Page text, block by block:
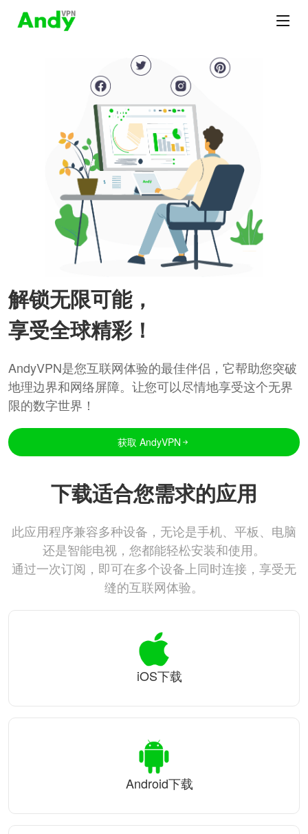
解锁无限可能，
享受全球精彩！
AndyVPN是您互联网体验的最佳伴侣，它帮助您突破
地理边界和网络屏障。让您可以尽情地享受这个无界
限的数字世界！
获取 AndyVPN
下载适合您需求的应用
此应用程序兼容多种设备，无论是手机、平板、电脑
还是智能电视，您都能轻松安装和使用。
通过一次订阅，即可在多个设备上同时连接，享受无
缝的互联网体验。
iOS下载
Android下载